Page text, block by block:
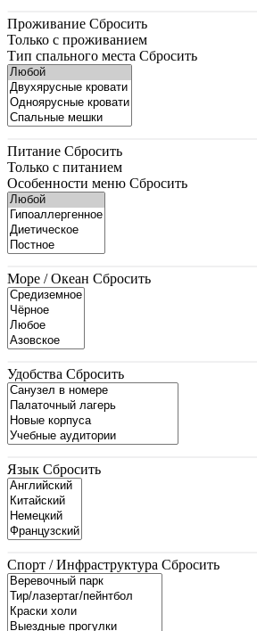
Проживание Сбросить
Только с проживанием
Тип спального места Сбросить
Питание Сбросить
Только с питанием
Особенности меню Сбросить
Море / Океан Сбросить
Удобства Сбросить
Язык Сбросить
Спорт / Инфраструктура Сбросить